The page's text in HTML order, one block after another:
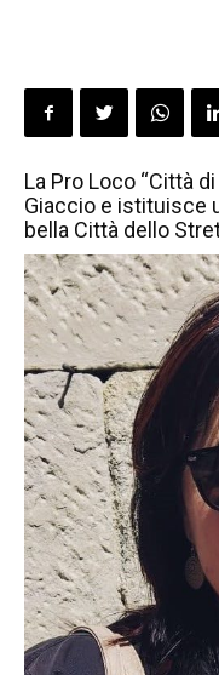
La Pro Loco “Città
Giaccio e istituisce
bella Città dello